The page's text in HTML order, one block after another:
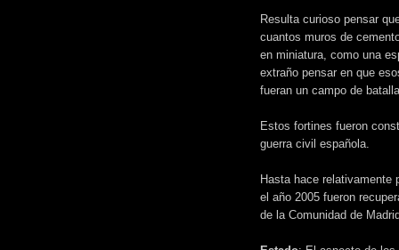
Resulta curioso pensar
cuantos muros de
en miniatura, como una
extraño pensar en que
fueran un campo de
Estos fortines fueron
guerra civil española.
Hasta hace relativamente
el año 2005 fueron
de la Comunidad de